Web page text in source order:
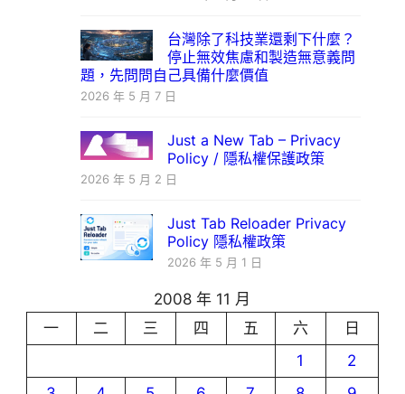
台灣除了科技業還剩下什麼？
停止無效焦慮和製造無意義問
題，先問問自己具備什麼價值
2026 年 5 月 7 日
Just a New Tab – Privacy
Policy / 隱私權保護政策
2026 年 5 月 2 日
Just Tab Reloader Privacy
Policy 隱私權政策
2026 年 5 月 1 日
2008 年 11 月
一
二 三 四 五 六
日
1
2